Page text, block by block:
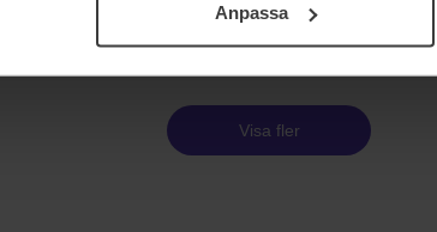
Anpassa
Sida 1 av 11
Visa fler